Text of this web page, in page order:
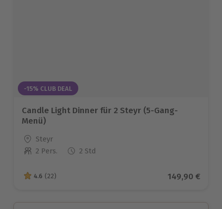
-15% CLUB DEAL
Candle Light Dinner für 2 Steyr (5-Gang-
Menü)
Standort
Steyr
Anzahl der Teilnehmer
2 Pers. 2 Std
4.6 von 5 Sternen basierend auf 22 Bewertungen
4.6 (22) Aktueller
149,90 €